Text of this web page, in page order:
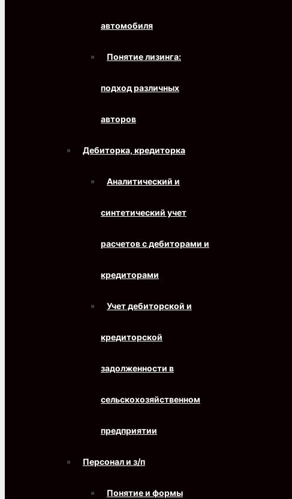
автомобиля
Понятие лизинга:
подход различных
авторов
Дебиторка, кредиторка
Аналитический и
синтетический учет
расчетов с дебиторами и
кредиторами
Учет дебиторской и
кредиторской
задолженности в
сельскохозяйственном
предприятии
Персонал и з/п
Понятие и формы